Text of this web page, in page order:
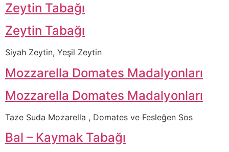
Zeytin Tabağı
Zeytin Tabağı
Siyah Zeytin, Yeşil Zeytin
Mozzarella Domates Madalyonları
Mozzarella Domates Madalyonları
Taze Suda Mozarella , Domates ve Fesleğen Sos
Bal – Kaymak Tabağı